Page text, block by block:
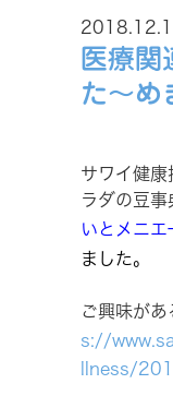
医療関
た～め
サワイ健康
ラダの豆事
いとメニエ
ました。
ご興味が
s://
llness/